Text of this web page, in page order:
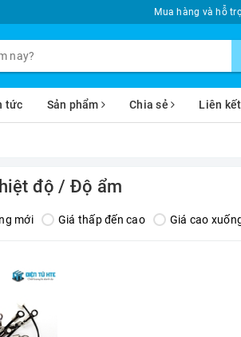
Mua hàng và hỗ
tức Sản phẩm Chia sẻ Liên kết
độ / Độ ẩm
mới Giá thấp đến cao Giá cao